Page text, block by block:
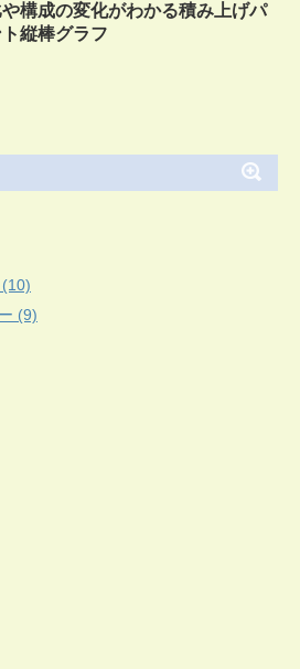
構成の変化がわかる積み上げパ
縦棒グラフ
(9)